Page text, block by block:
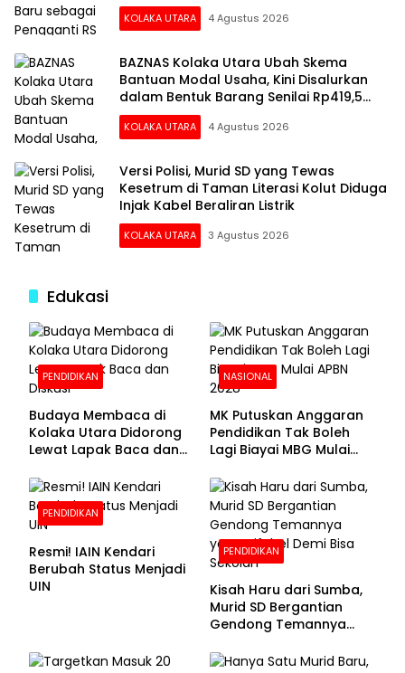
KOLAKA UTARA 4 Agustus 2026
BAZNAS Kolaka Utara Ubah Skema
Bantuan Modal Usaha, Kini Disalurkan
dalam Bentuk Barang Senilai Rp419,5
Juta
KOLAKA UTARA 4 Agustus 2026
Versi Polisi, Murid SD yang Tewas
Kesetrum di Taman Literasi Kolut Diduga
Injak Kabel Beraliran Listrik
KOLAKA UTARA 3 Agustus 2026
Edukasi
PENDIDIKAN
Budaya Membaca di
Kolaka Utara Didorong
Lewat Lapak Baca dan
NASIONAL
MK Putuskan Anggaran
Pendidikan Tak Boleh
Lagi Biayai MBG Mulai
PENDIDIKAN
Resmi! IAIN Kendari
Berubah Status Menjadi
UIN
PENDIDIKAN
Kisah Haru dari Sumba,
Murid SD Bergantian
Gendong Temannya
Sekolah